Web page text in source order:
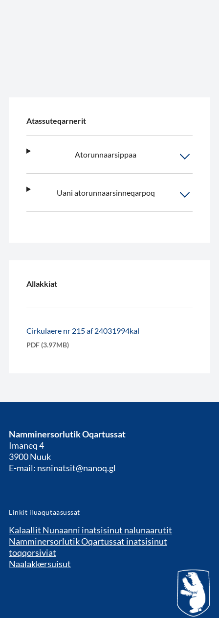
Atassuteqarnerit
Atorunnaarsippaa
Uani atorunnaarsinneqarpoq
Allakkiat
Cirkulaere nr 215 af 24031994kal
PDF (3.97MB)
Namminersorlutik Oqartussat
Imaneq 4
3900 Nuuk
E-mail: nsninatsit@nanoq.gl
Linkit iluaqutaasussat
Kalaallit Nunaanni inatsisinut nalunaarutit
Namminersorlutik Oqartussat inatsisinut
toqqorsiviat
Naalakkersuisut